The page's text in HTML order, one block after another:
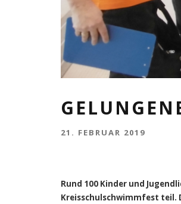
21. FEBRUAR 2019
Rund 100 Kinder und
Kreisschulschwimmfest teil.